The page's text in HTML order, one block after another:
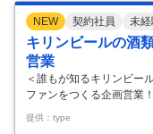
NEW 契約社員 未
キリンビールの酒
営業
＜誰もが知るキリンビー
ファンをつくる企画営業
シ！ ・基本は自宅と担
正社員登用制度あり ‥……
提供：type